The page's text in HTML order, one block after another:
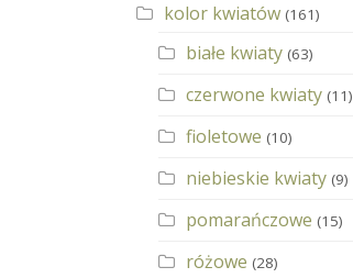
kolor kwiatów (161)
białe kwiaty (63)
czerwone kwiaty (11)
fioletowe (10)
niebieskie kwiaty (9)
pomarańczowe (15)
różowe (28)